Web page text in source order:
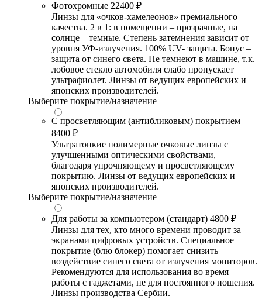
Фотохромные 22400 ₽
Линзы для «очков-хамелеонов» премиального
качества. 2 в 1: в помещении – прозрачные, на
солнце – темные. Степень затемнения зависит от
уровня УФ-излучения. 100% UV- защита. Бонус –
защита от синего света. Не темнеют в машине, т.к.
лобовое стекло автомобиля слабо пропускает
ультрафиолет. Линзы от ведущих европейских и
японских производителей.
Выберите покрытие/назначение
С просветляющим (антибликовым) покрытием
8400 ₽
Ультратонкие полимерные очковые линзы с
улучшенными оптическими свойствами,
благодаря упрочняющему и просветляющему
покрытию. Линзы от ведущих европейских и
японских производителей.
Выберите покрытие/назначение
Для работы за компьютером (стандарт) 4800 ₽
Линзы для тех, кто много времени проводит за
экранами цифровых устройств. Специальное
покрытие (блю блокер) помогает снизить
воздействие синего света от излучения мониторов.
Рекомендуются для использования во время
работы с гаджетами, не для постоянного ношения.
Линзы производства Сербии.